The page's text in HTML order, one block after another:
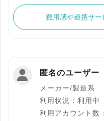
費用感や連携サ
匿名のユーザー
メーカー/製造系
利用状況：利用中
利用アカウント数